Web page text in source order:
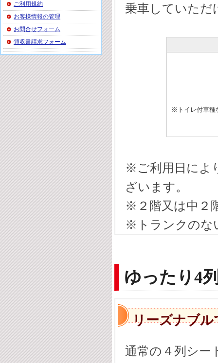
ご利用規約
お客様情報の管理
お問合せフォーム
領収書請求フォーム
乗車していただ
※トイレ付車種
※ご利用日によ
ざいます。
※２階又は中２
※トランクのな
ゆったり4
リーズナブル
通常の４列シー